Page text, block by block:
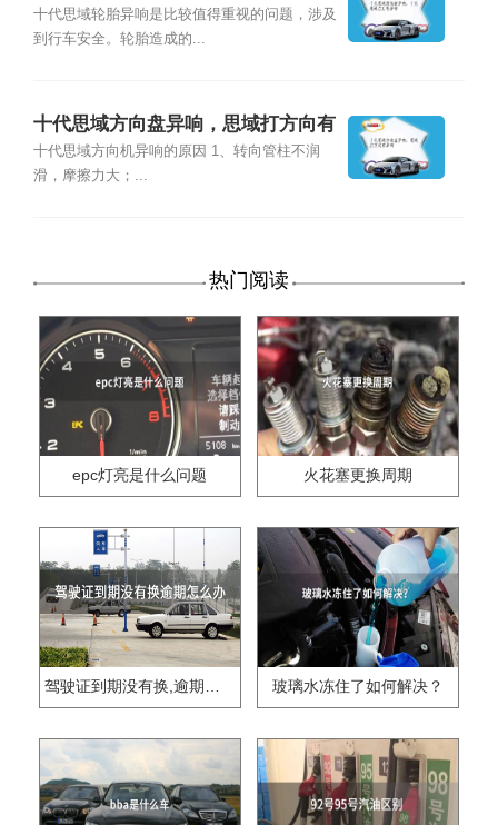
轮异响
十代思域轮胎异响是比较值得重视的问题，涉及
到行车安全。轮胎造成的...
十代思域方向盘异响，思域打方向有
异响
十代思域方向机异响的原因 1、转向管柱不润
滑，摩擦力大；...
热门阅读
epc灯亮是什么问题 火花塞更换周期
驾驶证到期没有换,逾期怎么办?? 玻璃水冻住了如何解决？